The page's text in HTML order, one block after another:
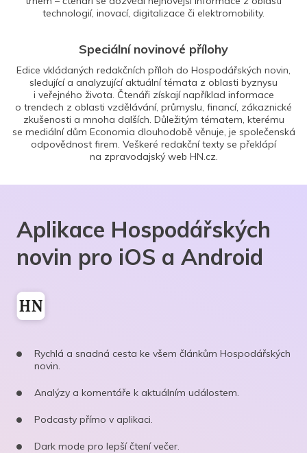
technologií, inovací, digitalizace či elektromobility.
Speciální novinové přílohy
Edice vkládaných redakčních příloh do Hospodářských novin,
sledující a analyzující aktuální témata z oblasti byznysu
i veřejného života. Čtenáři získají například informace
o trendech z oblasti vzdělávání, průmyslu, financí, zákaznické
zkušenosti a mnoha dalších. Důležitým tématem, kterému
se mediální dům Economia dlouhodobě věnuje, je společenská
odpovědnost firem. Veškeré redakční texty se překlápí
na zpravodajský web HN.cz.
Aplikace Hospodářských
novin pro iOS a Android
Rychlá a snadná cesta ke všem článkům Hospodářských
novin.
Analýzy a komentáře k aktuálním událostem.
Podcasty přímo v aplikaci.
Dark mode pro lepší čtení večer.